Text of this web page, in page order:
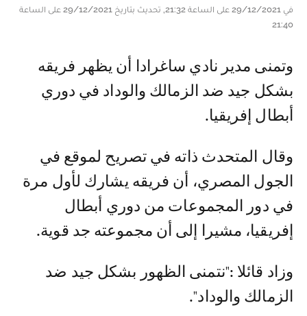
في 29/12/2021 على الساعة 21:32, تحديث بتاريخ 29/12/2021 على الساعة
21:40
وتمنى مدير نادي ساغرادا أن يظهر فريقه
بشكل جيد ضد الزمالك والوداد في دوري
أبطال إفريقيا.
وقال المتحدث ذاته في تصريح لموقع في
الجول المصري، أن فريقه يشارك لأول مرة
في دور المجموعات من دوري أبطال
إفريقيا، مشيرا إلى أن مجموعته جد قوية.
وزاد قائلا :"نتمنى الظهور بشكل جيد ضد
الزمالك والوداد".